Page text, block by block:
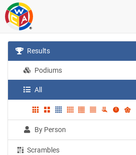
Results
Podiums
All
By Person
Scrambles